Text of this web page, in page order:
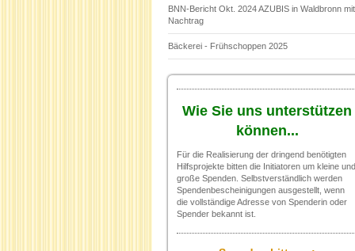
BNN-Bericht Okt. 2024 AZUBIS in Waldbronn mit
Nachtrag
Bäckerei - Frühschoppen 2025
Wie Sie uns unterstützen
können...
Für die Realisierung der dringend benötigten
Hilfsprojekte bitten die Initiatoren um kleine und
große Spenden. Selbstverständlich werden
Spendenbescheinigungen ausgestellt, wenn
die vollständige Adresse von Spenderin oder
Spender bekannt ist.